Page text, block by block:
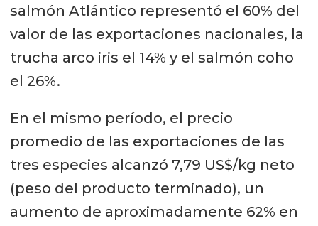
salmón Atlántico representó el 60% del
valor de las exportaciones nacionales, la
trucha arco iris el 14% y el salmón coho
el 26%.
En el mismo período, el precio
promedio de las exportaciones de las
tres especies alcanzó 7,79 US$/kg neto
(peso del producto terminado), un
aumento de aproximadamente 62% en